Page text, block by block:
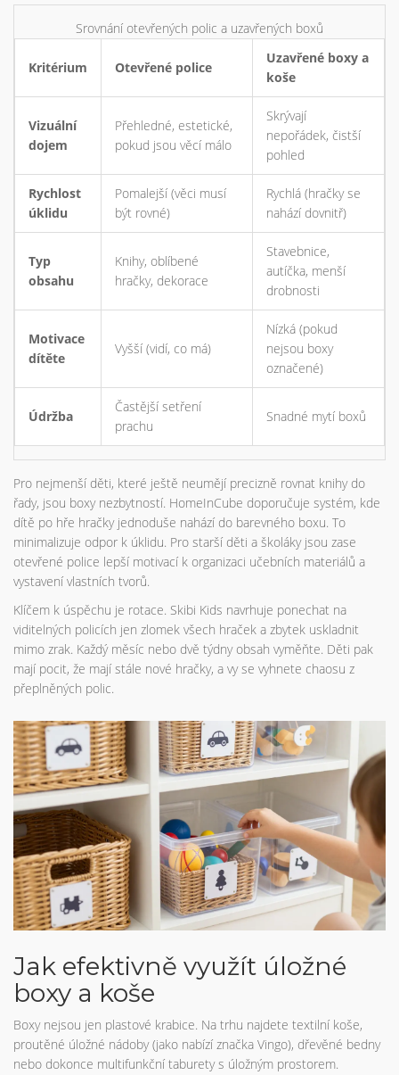
Srovnání otevřených polic a uzavřených boxů
Kritérium Otevřené police
Uzavřené boxy a
koše
Vizuální
dojem
Přehledné, estetické,
pokud jsou věcí málo
Skrývají
nepořádek, čistší
pohled
Rychlost
úklidu
Pomalejší (věci musí
být rovné)
Rychlá (hračky se
nahází dovnitř)
Typ
obsahu
Knihy, oblíbené
hračky, dekorace
Stavebnice,
autíčka, menší
drobnosti
Motivace
dítěte
Vyšší (vidí, co má)
Nízká (pokud
nejsou boxy
označené)
Údržba
Častější setření
prachu
Snadné mytí boxů
Pro nejmenší děti, které ještě neumějí precizně rovnat knihy do
řady, jsou boxy nezbytností. HomeInCube doporučuje systém, kde
dítě po hře hračky jednoduše nahází do barevného boxu. To
minimalizuje odpor k úklidu. Pro starší děti a školáky jsou zase
otevřené police lepší motivací k organizaci učebních materiálů a
vystavení vlastních tvorů.
Klíčem k úspěchu je rotace. Skibi Kids navrhuje ponechat na
viditelných policích jen zlomek všech hraček a zbytek uskladnit
mimo zrak. Každý měsíc nebo dvě týdny obsah vyměňte. Děti pak
mají pocit, že mají stále nové hračky, a vy se vyhnete chaosu z
přeplněných polic.
Jak efektivně využít úložné
boxy a koše
Boxy nejsou jen plastové krabice. Na trhu najdete textilní koše,
proutěné úložné nádoby (jako nabízí značka Vingo), dřevěné bedny
nebo dokonce multifunkční taburety s úložným prostorem.